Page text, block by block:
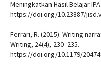
Meningkatkan Hasil Belajar
https://doi.org/10.23887/
Ferrari, R. (2015). Writing
Writing, 24(4), 230–235.
https://doi.org/10.1179/